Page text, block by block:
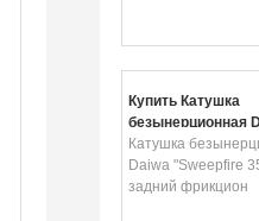
Купить Катушка
безынерционная
"Sweepfire 3550
фрикцион
Катушка
Daiwa "Sweepfire
задний фрикцион